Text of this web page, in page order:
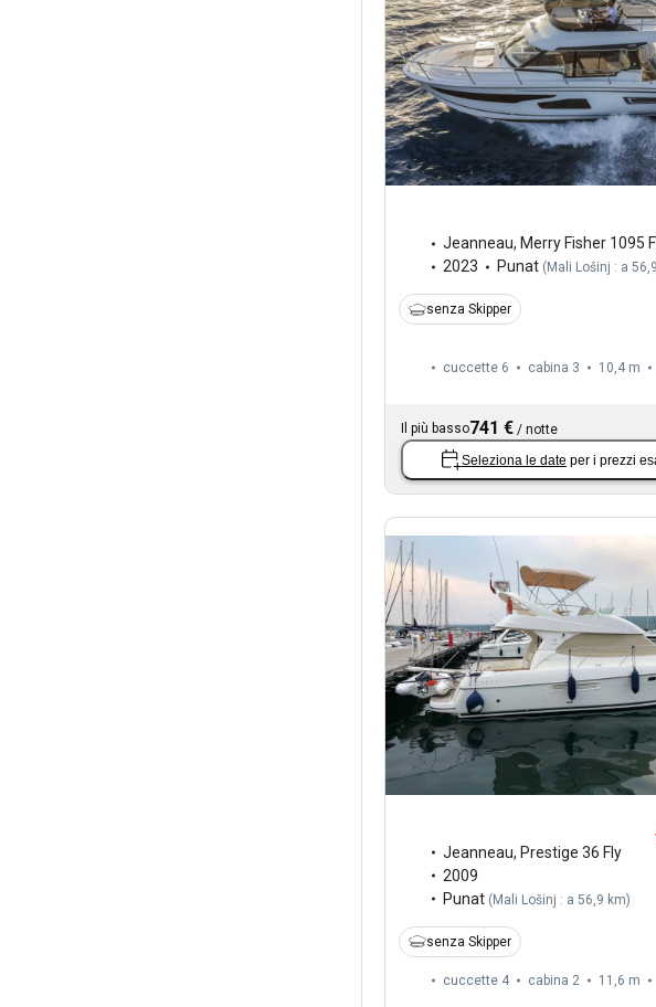
Jeanneau, Merry Fisher 1095
2023
Punat ( Mali Lošinj : a
senza Skipper
cuccette 6 cabina 3 10,4 m
Il più basso741 € / notte
Seleziona le date per i prezzi
Jeanneau, Prestige 36 Fly
2009
Punat (Mali Lošinj : a 56,9 km)
senza Skipper
cuccette 4 cabina 2 11,6 m